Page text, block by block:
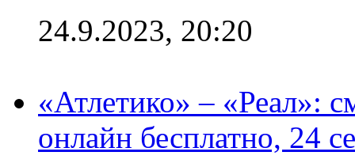
24.9.2023, 20:20
«Атлетико» – «Реал»:
онлайн бесплатно, 24